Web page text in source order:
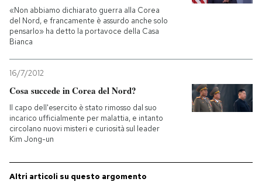
Internet
Scienza
Economia
Ok Boomer!
Media
Altrecose
PODCAST
NEWSLETTER
«Non abbiamo dichiarato guerra alla Corea
del Nord, e francamente è assurdo anche solo
pensarlo» ha detto la portavoce della Casa
Bianca
16/7/2012
Cosa succede in Corea del Nord?
Il capo dell'esercito è stato rimosso dal suo
incarico ufficialmente per malattia, e intanto
circolano nuovi misteri e curiosità sul leader
Kim Jong-un
Altri articoli su questo argomento